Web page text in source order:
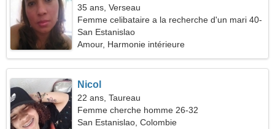
35 ans, Verseau
Femme celibataire a la recherche d'un mari 40-
45
San Estanislao
Amour, Harmonie intérieure
Nicol
22 ans, Taureau
Femme cherche homme 26-32
San Estanislao, Colombie